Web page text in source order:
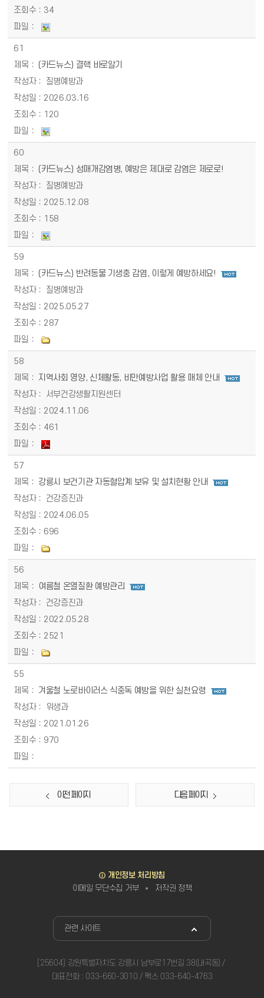
34
61
(카드뉴스) 결핵 바로알기
질병예방과
2026.03.16
120
60
(카드뉴스) 성매개감염병, 예방은 제대로 감염은 제로로!
질병예방과
2025.12.08
158
59
(카드뉴스) 반려동물 기생충 감염, 이렇게 예방하세요!
질병예방과
2025.05.27
287
58
지역사회 영양, 신체활동, 비만예방사업 활용 매체 안내
서부건강생활지원센터
2024.11.06
461
57
강릉시 보건기관 자동혈압계 보유 및 설치현황 안내
건강증진과
2024.06.05
696
56
여름철 온열질환 예방관리
건강증진과
2022.05.28
2521
55
겨울철 노로바이러스 식중독 예방을 위한 실천요령
위생과
2021.01.26
970
이전 페이지 다음 페이지
개인정보 처리방침
이메일 무단수집 거부
저작권 정책
관련 사이트
[25604] 강원특별자치도 강릉시 남부로17번길 38(내곡동)
대표전화 : 033-660-3010 / 팩스 033-640-4763